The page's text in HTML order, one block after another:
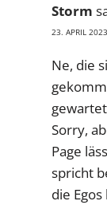
Storm
23. APRIL
Ne, die
Sorry,
Page
spricht
die